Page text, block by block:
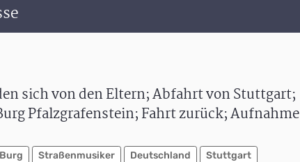
sich von den Eltern; Abfahrt von Stuttgart;
Pfalzgrafenstein; Fahrt zurück; Aufnahme
Burg Straßenmusiker Deutschland
Stuttgart